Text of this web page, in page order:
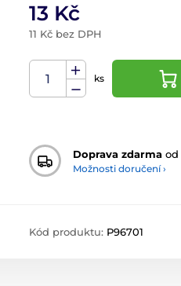
13 Kč
11 Kč bez DPH
ks
Doprava zdarma od
Možnosti doručení ›
Kód produktu: P96701